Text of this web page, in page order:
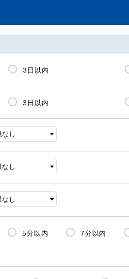
3日以内
3日以内
5分以内 7分以内